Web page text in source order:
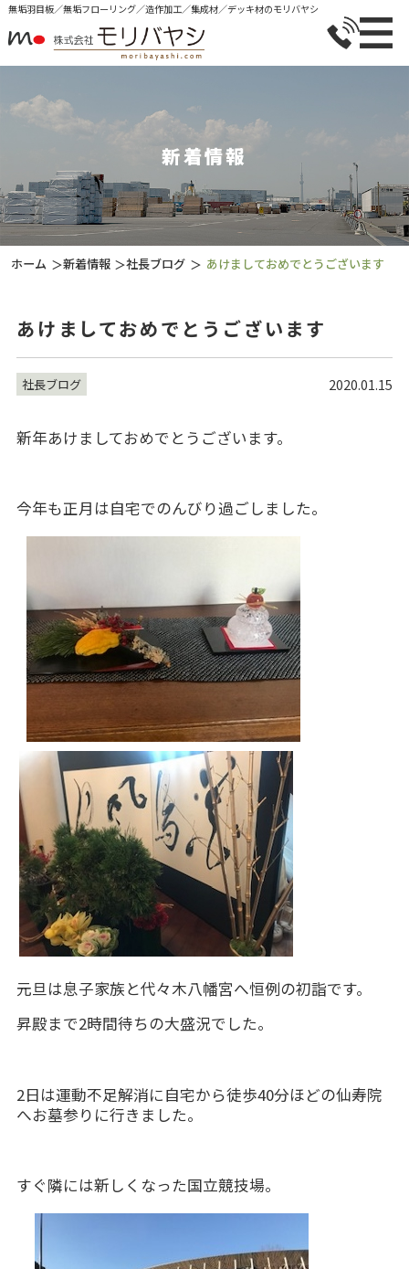
無垢⽻⽬板／無垢フローリング／造作加⼯／集成材／デッキ材のモリバヤシ
新着情報
ホーム ＞新着情報 ＞社長ブログ ＞ あけましておめでとうございます
あけましておめでとうございます
社長ブログ 2020.01.15
新年あけましておめでとうございます。
今年も正月は自宅でのんびり過ごしました。
元旦は息子家族と代々木八幡宮へ恒例の初詣です。
昇殿まで2時間待ちの大盛況でした。
2日は運動不足解消に自宅から徒歩40分ほどの仙寿院
へお墓参りに行きました。
すぐ隣には新しくなった国立競技場。